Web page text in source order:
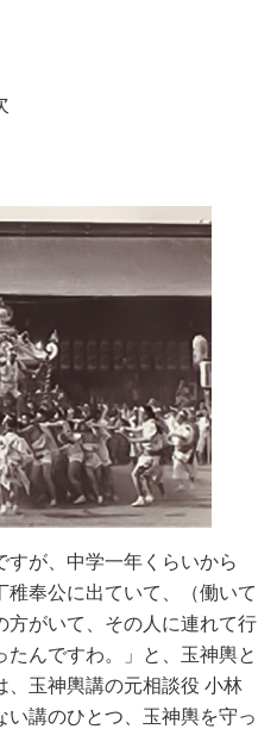
すが、中学一年くらいから
稚奉公に出ていて、（働いて
方がいて、その人に連れて行
んですわ。」と、玉神輿と
、玉神輿講の元相談役 小林
講のひとつ、玉神輿を守っ